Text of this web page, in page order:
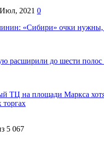
2021 0
«Сибири» очки нужны,
расширили до шести полос
ТЦ на площади Маркса
5 067